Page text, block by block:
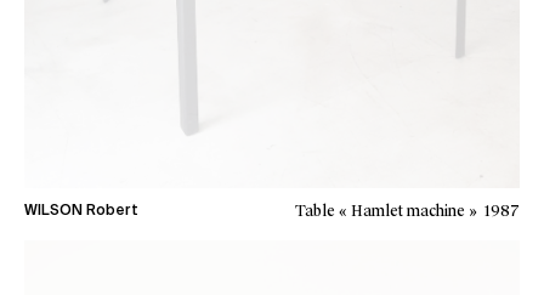
WILSON Robert Table « Hamlet machine » 1987